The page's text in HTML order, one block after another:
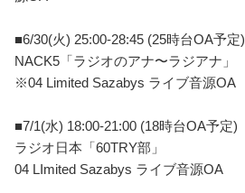
■6/30(火) 25:00-28:45 (25時台OA予定)
NACK5「ラジオのアナ〜ラジアナ」
※04 Limited Sazabys ライブ音源OA
■7/1(水) 18:00-21:00 (18時台OA予定)
ラジオ日本「60TRY部」
04 LImited Sazabys ライブ音源OA